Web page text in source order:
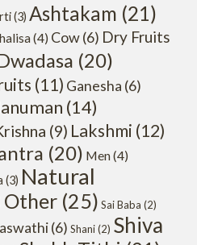
(3) Ashtakam (21)
(4) Cow(6) Dry Fruits
(20)
(11) Ganesha (6)
(14)
(9) Lakshmi (12)
(20) Men(4)
(3) Natural
Other (25) Sai Baba (2)
(6) Shani(2) Shiva